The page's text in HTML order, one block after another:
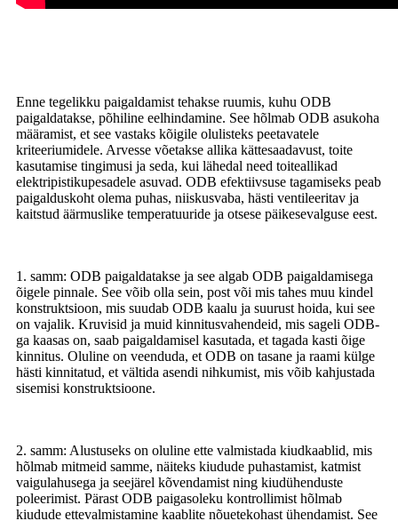
Enne tegelikku paigaldamist tehakse ruumis, kuhu ODB
paigaldatakse, põhiline eelhindamine. See hõlmab ODB asukoha
määramist, et see vastaks kõigile olulisteks peetavatele
kriteeriumidele. Arvesse võetakse allika kättesaadavust, toite
kasutamise tingimusi ja seda, kui lähedal need toiteallikad
elektripistikupesadele asuvad. ODB efektiivsuse tagamiseks peab
paigalduskoht olema puhas, niiskusvaba, hästi ventileeritav ja
kaitstud äärmuslike temperatuuride ja otsese päikesevalguse eest.
1. samm: ODB paigaldatakse ja see algab ODB paigaldamisega
õigele pinnale. See võib olla sein, post või mis tahes muu kindel
konstruktsioon, mis suudab ODB kaalu ja suurust hoida, kui see
on vajalik. Kruvisid ja muid kinnitusvahendeid, mis sageli ODB-
ga kaasas on, saab paigaldamisel kasutada, et tagada kasti õige
kinnitus. Oluline on veenduda, et ODB on tasane ja raami külge
hästi kinnitatud, et vältida asendi nihkumist, mis võib kahjustada
sisemisi konstruktsioone.
2. samm: Alustuseks on oluline ette valmistada kiudkaablid, mis
hõlmab mitmeid samme, näiteks kiudude puhastamist, katmist
vaigulahusega ja seejärel kõvendamist ning kiudühenduste
poleerimist. Pärast ODB paigasoleku kontrollimist hõlmab
kiudude ettevalmistamine kaablite nõuetekohast ühendamist. See